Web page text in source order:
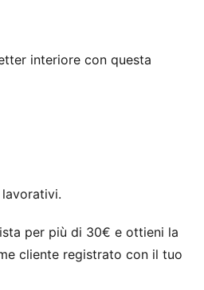
interiore con questa
audace. La vestibilità
cotone lo rendono una
avventura. Abbraccia
riciclato
per più di 30€ e ottieni la
cliente registrato con il tuo